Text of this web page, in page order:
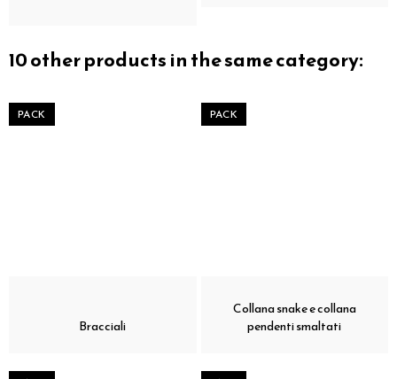
10 other products in the same category:
PACK
Bracciali
PACK
Collana snake e collana
pendenti smaltati